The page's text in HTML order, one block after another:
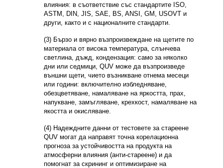
влияния: в съответствие със стандартите ISO,
ASTM, DIN, JIS, SAE, BS, ANSI, GM, USOVT и
други, както и с националните стандарти.
(3) Бързо и вярно възпроизвеждане на щетите по
материала от висока температура, слънчева
светлина, дъжд, кондензация: само за няколко
дни или седмици, QUV може да възпроизведе
външни щети, чието възникване отнема месеци
или години: включително избледняване,
обезцветяване, намаляване на яркостта, прах,
напукване, замъгляване, крехкост, намаляване на
якостта и окисляване.
(4) Надеждните данни от тестовете за стареене
QUV могат да направят точна корелационна
прогноза за устойчивостта на продукта на
атмосферни влияния (анти-стареене) и да
помогнат за скрининг и оптимизиране на